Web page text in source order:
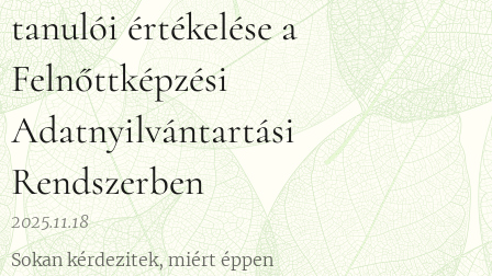
tanulói értékelése a
Felnőttképzési
Adatnyilvántartási
Rendszerben
2025.11.18
Sokan kérdezitek, miért éppen